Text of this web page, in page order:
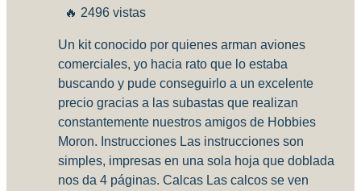
🔥 2496 vistas
Un kit conocido por quienes arman aviones
comerciales, yo hacia rato que lo estaba
buscando y pude conseguirlo a un excelente
precio gracias a las subastas que realizan
constantemente nuestros amigos de Hobbies
Moron. Instrucciones Las instrucciones son
simples, impresas en una sola hoja que doblada
nos da 4 páginas. Calcas Las calcos se ven